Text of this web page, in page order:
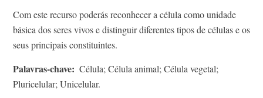
Com este recurso poderás reconhecer a célula como unidade
básica dos seres vivos e distinguir diferentes tipos de células e os
seus principais constituintes.
Palavras-chave
Célula; Célula animal; Célula vegetal;
Pluricelular; Unicelular.